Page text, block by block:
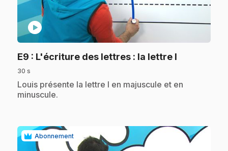
play_circle
E9 : L'écriture des lettres : la lettre I
30 s
.Louis présente la lettre I en majuscule et en
minuscule.
Abonnement